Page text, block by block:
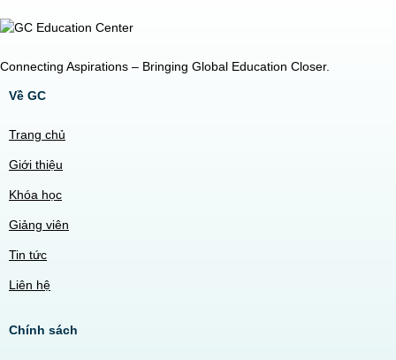
Connecting Aspirations – Bringing Global Education Closer.
Về GC
Trang chủ
Giới thiệu
Khóa học
Giảng viên
Tin tức
Liên hệ
Chính sách